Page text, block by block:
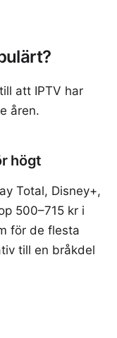
att IPTV har
åren.
högt
Total, Disney+,
500–715 kr i
för de flesta
till en bråkdel